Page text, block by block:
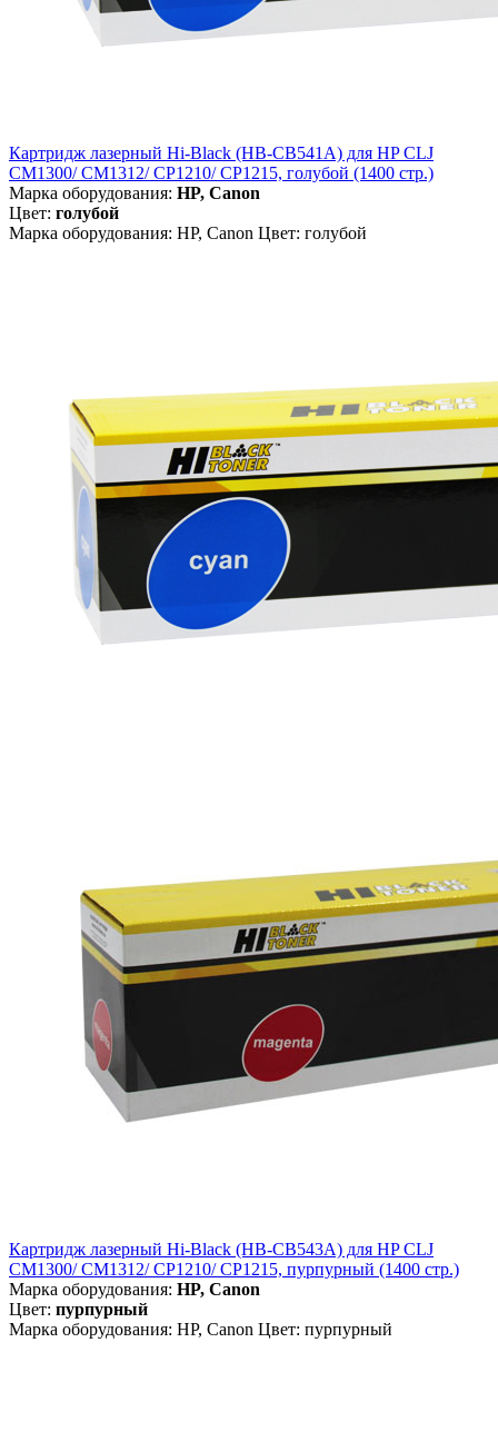
Картридж лазерный Hi-Black (HB-CB541A) для HP CLJ
CM1300/ CM1312/ CP1210/ CP1215, голубой (1400 стр.)
Марка оборудования: HP, Canon
Цвет: голубой
Марка оборудования: HP, Canon Цвет: голубой
Картридж лазерный Hi-Black (HB-CB543A) для HP CLJ
CM1300/ CM1312/ CP1210/ CP1215, пурпурный (1400 стр.)
Марка оборудования: HP, Canon
Цвет: пурпурный
Марка оборудования: HP, Canon Цвет: пурпурный